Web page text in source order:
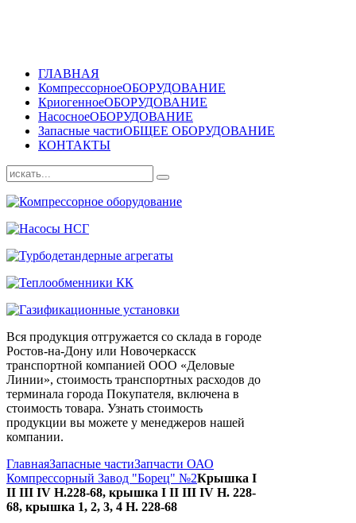
ГЛАВНАЯ
КомпрессорноеОБОРУДОВАНИЕ
КриогенноеОБОРУДОВАНИЕ
НасосноеОБОРУДОВАНИЕ
Запасные частиОБЩЕЕ ОБОРУДОВАНИЕ
КОНТАКТЫ
Вся продукция отгружается со склада в городе
Ростов-на-Дону или Новочеркасск
транспортной компанией ООО «Деловые
Линии», стоимость транспортных расходов до
терминала города Покупателя, включена в
стоимость товара. Узнать стоимость
продукции вы можете у менеджеров нашей
компании.
ГлавнаяЗапасные частиЗапчасти ОАО
Компрессорный Завод "Борец" №2Крышка I
II III IV Н.228-68, крышка I II III IV Н. 228-
68, крышка 1, 2, 3, 4 Н. 228-68